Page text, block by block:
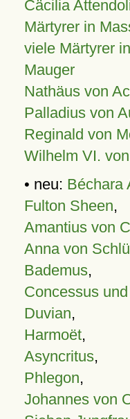
Cäcilia
Märtyrer in
viele Märtyrer
Mauger
Nathäus von
Palladius von
Reginald von
Wilhelm VI.
• neu: Béchara
Fulton Sheen,
Amantius von
Anna von
Bademus,
Concessus
Duvian,
Harmoët,
Asyncritus,
Phlegon,
Johannes von